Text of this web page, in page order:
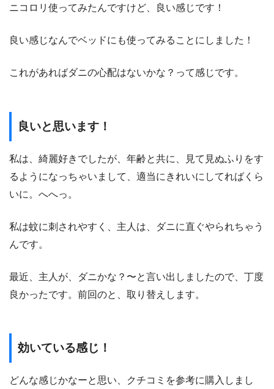
ニコロリ使ってみたんですけど、良い感じです！
良い感じなんでベッドにも使ってみることにしました！
これがあればダニの心配はないかな？って感じです。
良いと思います！
私は、綺麗好きでしたが、年齢と共に、見て見ぬふりをす
るようになっちゃいまして、適当にきれいにしてればくら
いに。へへっ。
私は蚊に刺されやすく、主人は、ダニに直ぐやられちゃう
んです。
最近、主人が、ダニかな？〜と言い出しましたので、丁度
良かったです。前回のと、取り替えします。
効いている感じ！
どんな感じかなーと思い、クチコミを参考に購入しまし